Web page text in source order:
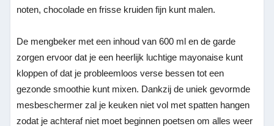
noten, chocolade en frisse kruiden fijn kunt malen.
De mengbeker met een inhoud van 600 ml en de garde
zorgen ervoor dat je een heerlijk luchtige mayonaise kunt
kloppen of dat je probleemloos verse bessen tot een
gezonde smoothie kunt mixen. Dankzij de uniek gevormde
mesbeschermer zal je keuken niet vol met spatten hangen
zodat je achteraf niet moet beginnen poetsen om alles weer